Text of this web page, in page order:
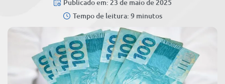
Publicado em: 23 de maio de 2025
Tempo de leitura: 9 minutos